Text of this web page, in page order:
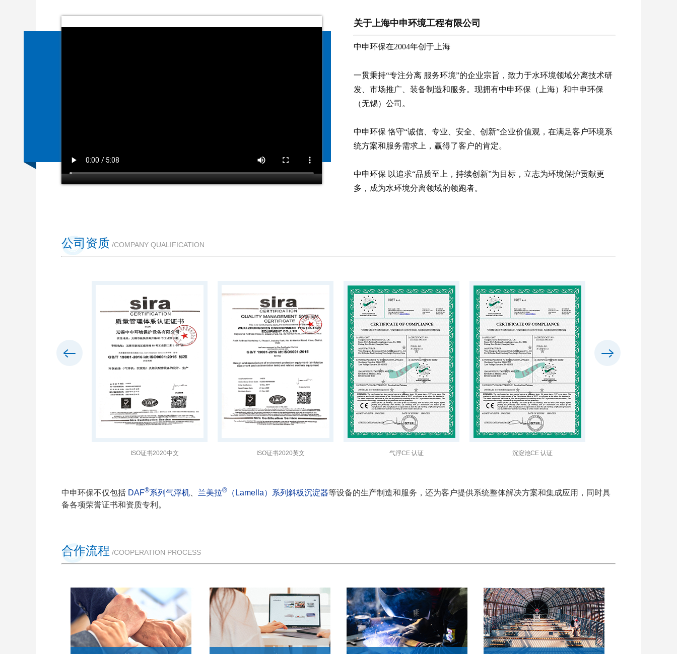
关于上海中申环境工程有限公司
中申环保在2004年创于上海
一贯秉持“专注分离 服务环境”的企业宗旨，致力于水环境领域分离技术研
发、市场推广、装备制造和服务。现拥有中申环保（上海）和中申环保
（无锡）公司。
中申环保 恪守“诚信、专业、安全、创新”企业价值观，在满足客户环境系
统方案和服务需求上，赢得了客户的肯定。
中申环保 以追求“品质至上，持续创新”为目标，立志为环境保护贡献更
多，成为水环境分离领域的领跑者。
公司资质 /COMPANY QUALIFICATION
气浮机DAF 沉淀池LST2 气浮机DAF-2 气浮机DAF-1
中申环保不仅包括 DAF®系列 气浮机 兰美拉® （Lamella）系列斜板沉淀器等设备的生产制造和服务，还为客户提供系统整体解决方案和集成应用，同时具
备各项荣誉证书和资质专利。
合作流程 /COOPERATION PROCESS